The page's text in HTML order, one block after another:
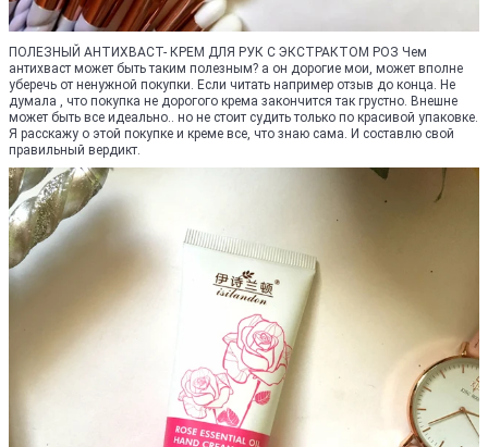
ПОЛЕЗНЫЙ АНТИХВАСТ- КРЕМ ДЛЯ РУК С ЭКСТРАКТОМ РОЗ Чем
антихваст может быть таким полезным? а он дорогие мои, может вполне
уберечь от ненужной покупки. Если читать например отзыв до конца. Не
думала , что покупка не дорогого крема закончится так грустно. Внешне
может быть все идеально.. но не стоит судить только по красивой упаковке.
Я расскажу о этой покупке и креме все, что знаю сама. И составлю свой
правильный вердикт.